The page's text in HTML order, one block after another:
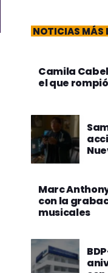
NOTICIAS MÁS
Camila
el que
Marc
con la
musicales